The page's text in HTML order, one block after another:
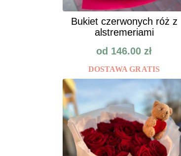
Bukiet czerwonych róż z
alstremeriami
od 146.00 zł
DOSTAWA GRATIS